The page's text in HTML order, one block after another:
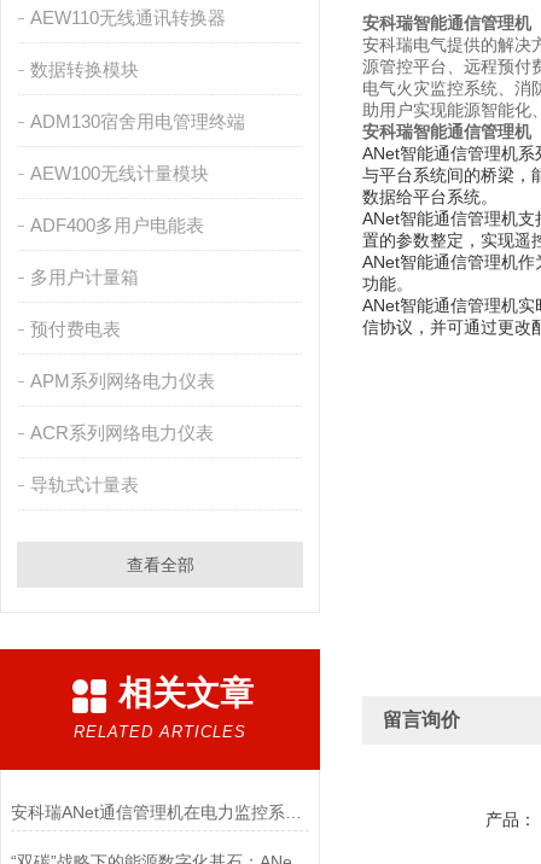
AEW110无线通讯转换器
数据转换模块
ADM130宿舍用电管理终端
AEW100无线计量模块
ADF400多用户电能表
多用户计量箱
预付费电表
APM系列网络电力仪表
ACR系列网络电力仪表
导轨式计量表
查看全部
相关文章
RELATED ARTICLES
安科瑞智能通信管理机
安科瑞电气提供的解决
源管控平台、远程预付
电气火灾监控系统、消
助用户实现能源智能化
安科瑞智能通信管理机
ANet智能通信管理机
与平台系统间的桥梁，
数据给平台系统。
ANet智能通信管理机
置的参数整定，实现遥
ANet智能通信管理机
功能。
ANet智能通信管理机
信协议，并可通过更改
留言询价
产品：